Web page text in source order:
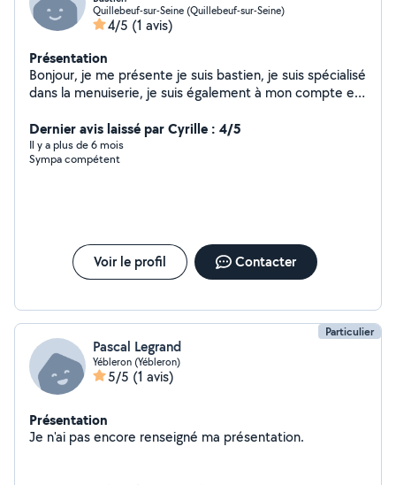
Quillebeuf-sur-Seine (Quillebeuf-sur-Seine)
4/5 (1 avis)
Présentation
Bonjour, je me présente je suis bastien, je suis spécialisé
dans la menuiserie, je suis également à mon compte en
nombreuses années. rénovation / rénovation des
façades/pose de
parquets/peinture/ragréages/ameublement/ création
Dernier avis laissé par Cyrille : 4/5
Il y a plus de 6 mois
Sympa compétent
Voir le profil Contacter
Particulier
Pascal Legrand
Yébleron (Yébleron)
5/5 (1 avis)
Présentation
Je n'ai pas encore renseigné ma présentation.